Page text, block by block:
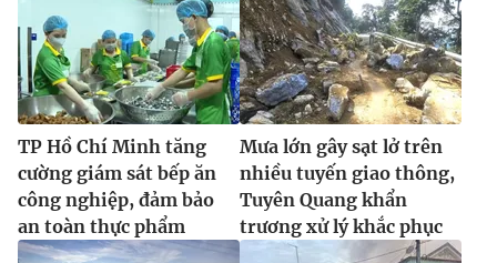
TP Hồ Chí Minh tăng
cường giám sát bếp ăn
công nghiệp, đảm bảo
an toàn thực phẩm
Mưa lớn gây sạt lở trên
nhiều tuyến giao thông,
Tuyên Quang khẩn
trương xử lý khắc phục